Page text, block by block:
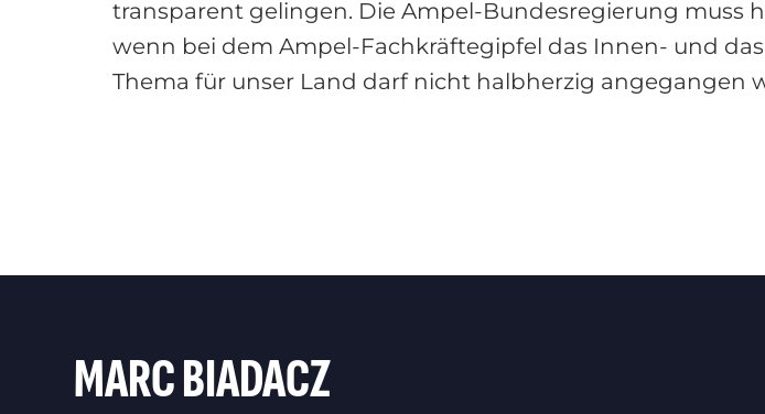
transparent gelingen. Die Ampel-Bundesregierung muss
wenn bei dem Ampel-Fachkräftegipfel das Innen- und
Thema für unser Land darf nicht halbherzig angegangen
MARC BIADACZ